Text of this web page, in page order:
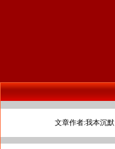
文章作者:我本沉默